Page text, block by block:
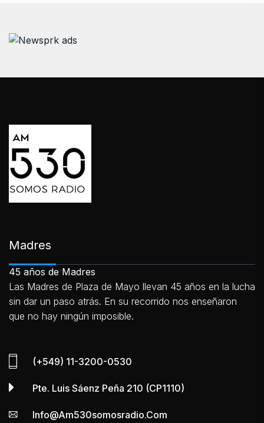
Madres
45 años de Madres
Las Madres de Plaza de Mayo llevan 45 años en la lucha
sin dar un paso atrás. En su recorrido nos enseñaron
que no hay ningún imposible.
(+549) 11-3200-0530
Pte. Luis Sáenz Peña 210 (CP1110)
Info@am530somosradio.com